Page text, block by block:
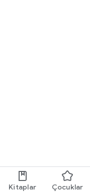
Kitaplar Çocuklar